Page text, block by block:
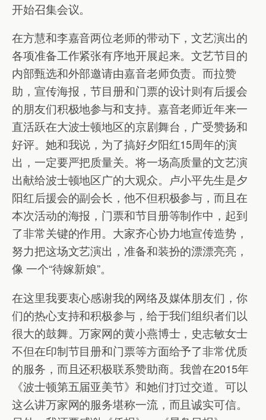
开始召集会议。
在方慧和李嘉音两位老师的带动下，文艺演出的
各项准备工作紧张有序地开展起来。文艺节目的
内部甄选和外部邀请由嘉音老师负责。而拉赞
助，宣传海报，节目册和门票的设计则有后援会
的朋友们积极地参与和支持。嘉音老师近年来一
直活跃在大波士顿地区的京剧舞台，广受赞扬和
好评。她和我说，为了搞好夕阳红15周年的演
出，一定要严把质量关。将一场高质量的文艺演
出献给波士顿地区广的大观众。卢小平先生是夕
阳红后援会的副会长，他不但积极参与，而且在
本次活动的海报，门票和节目册等制作中，起到
了非常关键的作用。大家齐心协力地宣传造势，
努力把这场文艺演出，准备和装扮的漂漂亮亮，
像 一个“待嫁新娘”。
在这里我要衷心感谢我的网络及媒体朋友们，你
们的热心支持和积极参与，给于我们组织者们以
很大的鼓舞。万家网的黄小燕博士，史志敏女士
不但在印制节目册和门票等方面给予了非常优质
的服务，而且还积极联系赞助商。我曾在2015年
《波士顿第五届亚美节》和她们打过交道。可以
这么讲万家网的服务堪称一流，而且诚实可信。